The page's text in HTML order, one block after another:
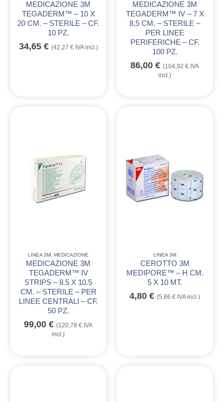
MEDICAZIONE 3M
TEGADERM™ – 10 X
20 CM. – STERILE – CF.
10 PZ.
34,65 € (42,27 €IVA incl.)
MEDICAZIONE 3M
TEGADERM™ IV – 7 X
8,5 CM. – STERILE –
PER LINEE
PERIFERICHE – CF.
100 PZ.
86,00 € (104,92 € IVA
incl.)
LINEA 3M, MEDICAZIONE
MEDICAZIONE 3M
TEGADERM™ IV
STRIPS – 8.5 X 10.5
CM. – STERILE – PER
LINEE CENTRALI – CF.
50 PZ.
99,00 € (120,78 € IVA
incl.)
LINEA 3M
CEROTTO 3M
MEDIPORE™ – H CM.
5 X 10 MT.
4,80 € (5,86 € IVA incl.)